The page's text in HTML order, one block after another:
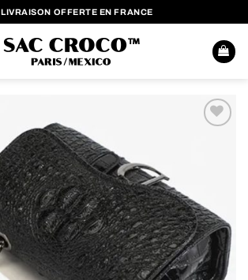
LIVRAISON OFFERTE EN FRANCE